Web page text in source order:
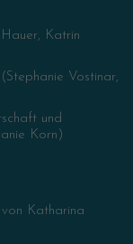
Katrin
Vostinar,
und
Korn)
Katharina